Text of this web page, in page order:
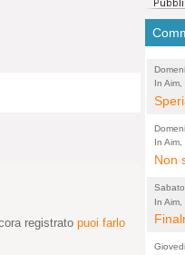
registrato puoi farlo
In
Ho
In
Non
la
In